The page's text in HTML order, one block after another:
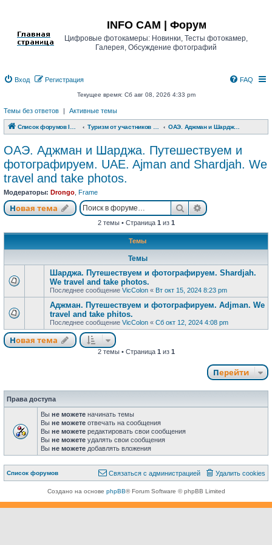
INFO CAM | Форум
Цифровые фотокамеры: Новинки, Тесты фотокамер,
Галерея, Обсуждение фотографий
Вход Регистрация FAQ
Текущее время: Сб авг 08, 2026 4:33 pm
Темы без ответов | Активные темы
Список форумов INFO CAM | Форум ОАЭ. Аджман и Шарджа. Путешествуем и фотографируем. UAE. Ajman and Shardjah. We travel and take photos.
ОАЭ. Аджман и Шарджа. Путешествуем и
фотографируем. UAE. Ajman and Shardjah. We
travel and take photos.
Модераторы: Drongo Frame
Новая тема
Новая тема ПоискРасширенный
2 темы • Страница 1 из 1
Темы
Темы
Шарджа. Путешествуем и фотографируем. Shardjah.
We travel and take photos.
Последнее сообщение VicColon « Вт окт 15, 2024 8:23 pm
Аджман. Путешествуем и фотографируем. Adjman. We
travel and take phitos.
Последнее сообщение VicColon « Сб окт 12, 2024 4:08 pm
Новая тема
Новая тема
2 темы • Страница 1 из 1
Перейти
Права доступа
Вы не можете начинать темы
Вы не можете отвечать на сообщения
Вы не можете редактировать свои сообщения
Вы не можете удалять свои сообщения
Вы не можете добавлять вложения
Список форумов Удалить cookies
Связаться с
Связаться с администрацией
Создано на основе phpBB® Forum Software © phpBB Limited